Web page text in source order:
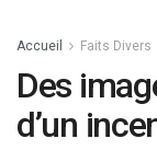
Accueil Faits Divers
Des
d’un